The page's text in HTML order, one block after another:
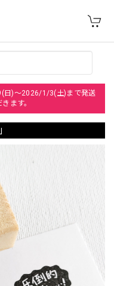
日)～2026/1/3(土)まで発送
ます。